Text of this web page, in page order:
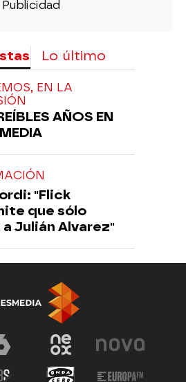
Lo último
EN LA
AÑOS EN
"Flick
que sólo
Julián Alvarez"